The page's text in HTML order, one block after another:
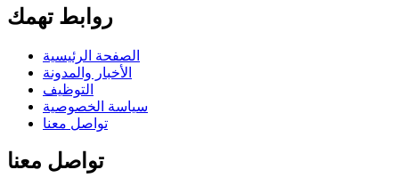
روابط تهمك
الصفحة الرئيسية
الأخبار والمدونة
التوظيف
سياسة الخصوصية
تواصل معنا
تواصل معنا